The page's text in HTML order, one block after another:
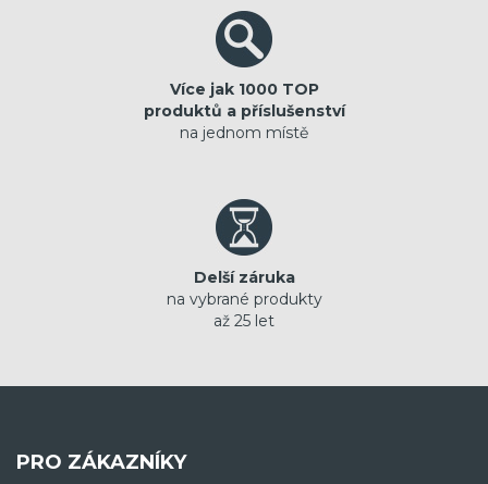
Více jak 1000 TOP
produktů a příslušenství
na jednom místě
Delší záruka
na vybrané produkty
až 25 let
PRO ZÁKAZNÍKY